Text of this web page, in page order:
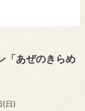
「あぜのきらめ
(日)